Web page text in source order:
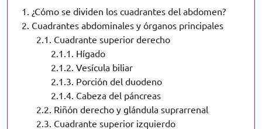
1. ¿Cómo se dividen los cuadrantes del abdomen?
2. Cuadrantes abdominales y órganos principales
2.1. Cuadrante superior derecho
2.1.1. Hígado
2.1.2. Vesícula biliar
2.1.3. Porción del duodeno
2.1.4. Cabeza del páncreas
2.2. Riñón derecho y glándula suprarrenal
2.3. Cuadrante superior izquierdo